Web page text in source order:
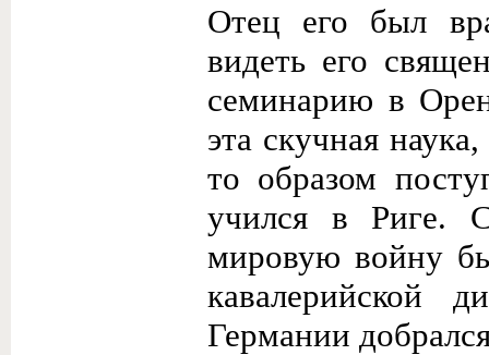
Отец его был
видеть его
семинарию в
эта скучная
то образом
учился в Риге.
мировую войну
кавалерийской
Германии